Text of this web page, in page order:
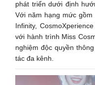
phát triển dưới định
Với năm hạng mức gồm
Infinity,
với hành trình Miss
nghiệm độc quyền
tác đa kênh.